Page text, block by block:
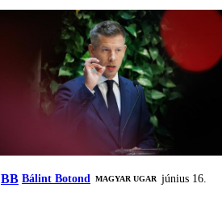
BB Bálint Botond MAGYAR UGAR június 16.